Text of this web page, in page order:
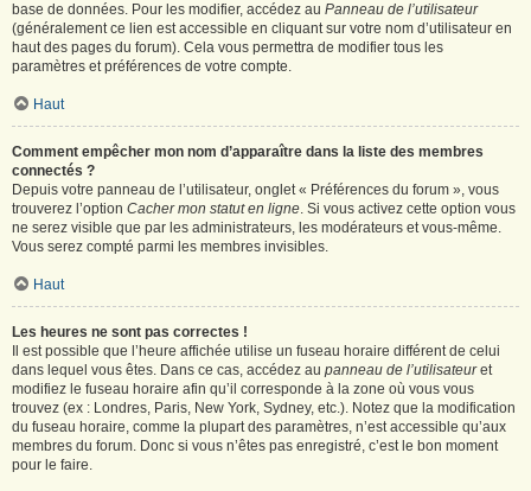
base de données. Pour les modifier, accédez au Panneau de l’utilisateur
(généralement ce lien est accessible en cliquant sur votre nom d’utilisateur en
haut des pages du forum). Cela vous permettra de modifier tous les
paramètres et préférences de votre compte.
Haut
Comment empêcher mon nom d’apparaître dans la liste des membres
connectés ?
Depuis votre panneau de l’utilisateur, onglet « Préférences du forum », vous
trouverez l’option Cacher mon statut en ligne. Si vous activez cette option vous
ne serez visible que par les administrateurs, les modérateurs et vous-même.
Vous serez compté parmi les membres invisibles.
Haut
Les heures ne sont pas correctes !
Il est possible que l’heure affichée utilise un fuseau horaire différent de celui
dans lequel vous êtes. Dans ce cas, accédez au panneau de l’utilisateuret
modifiez le fuseau horaire afin qu’il corresponde à la zone où vous vous
trouvez (ex : Londres, Paris, New York, Sydney, etc.). Notez que la modification
du fuseau horaire, comme la plupart des paramètres, n’est accessible qu’aux
membres du forum. Donc si vous n’êtes pas enregistré, c’est le bon moment
pour le faire.